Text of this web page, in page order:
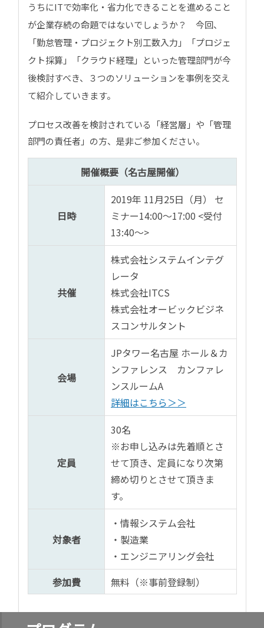
うちにITで効率化・省力化できることを進めること
が企業存続の命題ではないでしょうか？ 今回、
「勤怠管理・プロジェクト別工数入力」「プロジェ
クト採算」「クラウド経理」といった管理部門が今
後検討すべき、３つのソリューションを事例を交え
て紹介していきます。
プロセス改善を検討されている「経営層」や「管理
部門の責任者」の方、是非ご参加ください。
開催概要（名古屋開催）
日時
2019年 11月25日（月） セ
ミナー14:00～17:00 <受付
13:40～>
共催
株式会社システムインテグ
レータ
株式会社ITCS
株式会社オービックビジネ
スコンサルタント
会場
JPタワー名古屋 ホール＆カ
ンファレンス カンファレ
ンスルームA
詳細はこちら＞＞
定員
30名
※お申し込みは先着順とさ
せて頂き、定員になり次第
締め切りとさせて頂きま
す。
対象者
・情報システム会社
・製造業
・エンジニアリング会社
参加費
無料（※事前登録制）